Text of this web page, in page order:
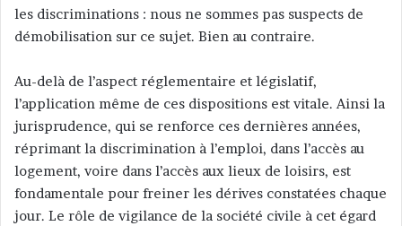
les discriminations : nous ne sommes pas suspects de
démobilisation sur ce sujet. Bien au contraire.
Au-delà de l’aspect réglementaire et législatif,
l’application même de ces dispositions est vitale. Ainsi la
jurisprudence, qui se renforce ces dernières années,
réprimant la discrimination à l’emploi, dans l’accès au
logement, voire dans l’accès aux lieux de loisirs, est
fondamentale pour freiner les dérives constatées chaque
jour. Le rôle de vigilance de la société civile à cet égard